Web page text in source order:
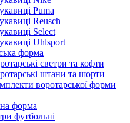
Puma
Reusch
Select
Uhlsport
форма
светри та кофти
штани та шорти
воротарської форми
форма
футбольні